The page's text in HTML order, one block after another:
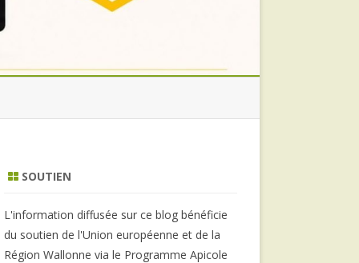
SOUTIEN
L'information diffusée sur ce blog bénéficie
du soutien de l'Union européenne et de la
Région Wallonne via le Programme Apicole